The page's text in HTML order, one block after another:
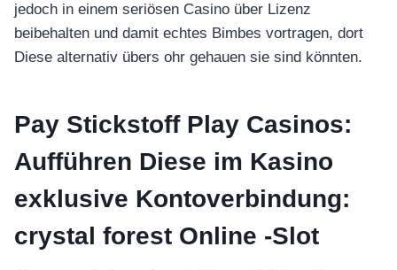
jedoch in einem seriösen Casino über Lizenz
beibehalten und damit echtes Bimbes vortragen, dort
Diese alternativ übers ohr gehauen sie sind könnten.
Pay Stickstoff Play Casinos:
Aufführen Diese im Kasino
exklusive Kontoverbindung:
crystal forest Online -Slot